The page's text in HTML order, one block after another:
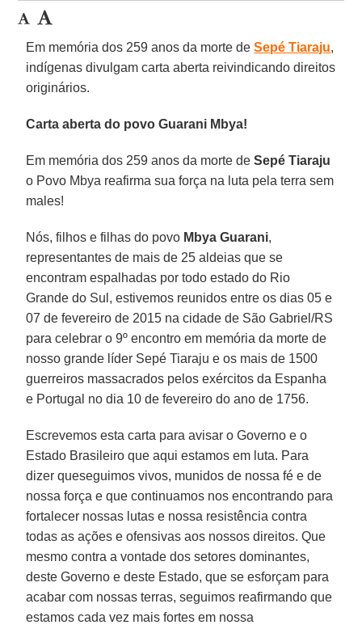
Em memória dos 259 anos da morte deSepé Tiaraju,
indígenas divulgam carta aberta reivindicando direitos
originários.
Carta aberta do povo Guarani Mbya!
Em memória dos 259 anos da morte deSepé Tiaraju
o Povo Mbya reafirma sua força na luta pela terra sem
males!
Nós, filhos e filhas do povo Mbya Guarani,
representantes de mais de 25 aldeias que se
encontram espalhadas por todo estado do Rio
Grande do Sul, estivemos reunidos entre os dias 05 e
07 de fevereiro de 2015 na cidade de São Gabriel/RS
para celebrar o 9º encontro em memória da morte de
nosso grande líder Sepé Tiaraju e os mais de 1500
guerreiros massacrados pelos exércitos da Espanha
e Portugal no dia 10 de fevereiro do ano de 1756.
Escrevemos esta carta para avisar o Governo e o
Estado Brasileiro que aqui estamos em luta. Para
dizer queseguimos vivos, munidos de nossa fé e de
nossa força e que continuamos nos encontrando para
fortalecer nossas lutas e nossa resistência contra
todas as ações e ofensivas aos nossos direitos. Que
mesmo contra a vontade dos setores dominantes,
deste Governo e deste Estado, que se esforçam para
acabar com nossas terras, seguimos reafirmando que
estamos cada vez mais fortes em nossa